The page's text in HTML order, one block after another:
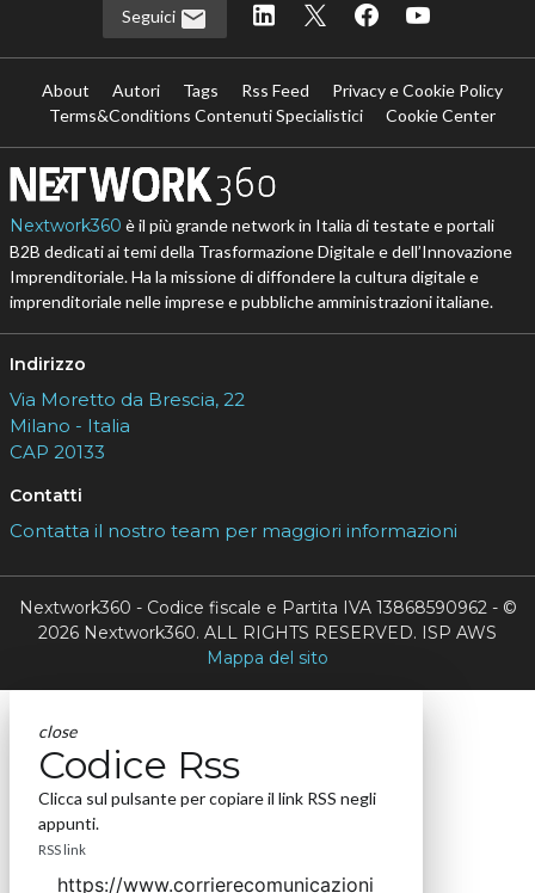
Seguici
About Autori Tags Rss Feed
Privacy e Cookie Policy
Terms&Conditions Contenuti Specialistici
Cookie Center
Nextwork360 è il più grande network in Italia di testate e portali
B2B dedicati ai temi della Trasformazione Digitale e dell’Innovazione
Imprenditoriale. Ha la missione di diffondere la cultura digitale e
imprenditoriale nelle imprese e pubbliche amministrazioni italiane.
Indirizzo
Via Moretto da Brescia, 22
Milano - Italia
CAP 20133
Contatti
Contatta il nostro team per maggiori informazioni
Nextwork360 - Codice fiscale e Partita IVA 13868590962 - ©
2026 Nextwork360. ALL RIGHTS RESERVED. ISP AWS
Mappa del sito
close
Codice Rss
Clicca sul pulsante per copiare il link RSS negli
appunti.
RSS link